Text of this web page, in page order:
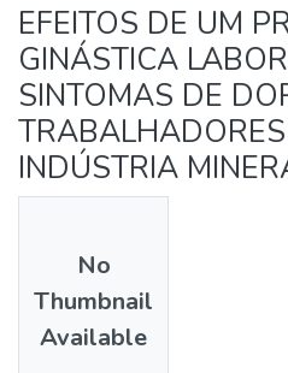
EFEITOS DE UM
GINÁSTICA
SINTOMAS DE
INDÚSTRIA
No
Thumbnail
Available